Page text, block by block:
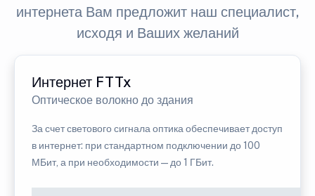
интернета Вам предложит наш специалист,
исходя и Ваших желаний
Интернет FTTx
Оптическое волокно до здания
За счет светового сигнала оптика обеспечивает доступ
в интернет: при стандартном подключении до 100
МБит, а при необходимости — до 1 ГБит.